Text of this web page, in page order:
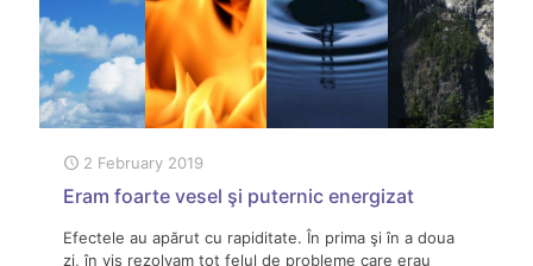
2 February 2019
Eram foarte vesel şi puternic energizat
Efectele au apărut cu rapiditate. În prima şi în a doua
zi, în vis rezolvam tot felul de probleme care erau